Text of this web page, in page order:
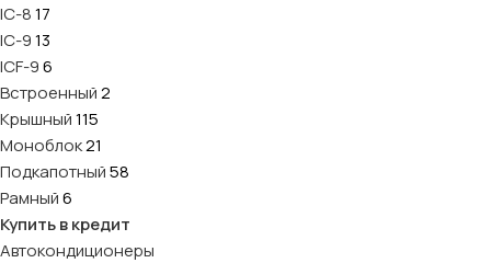
IC-817
IC-913
ICF-96
Встроенный2
Крышный115
Моноблок21
Подкапотный58
Рамный6
Купить в кредит
Автокондиционеры